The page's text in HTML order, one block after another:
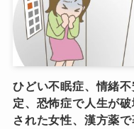
ひどい不眠症、情緒不
定、恐怖症で人生が
された女性、漢方薬で